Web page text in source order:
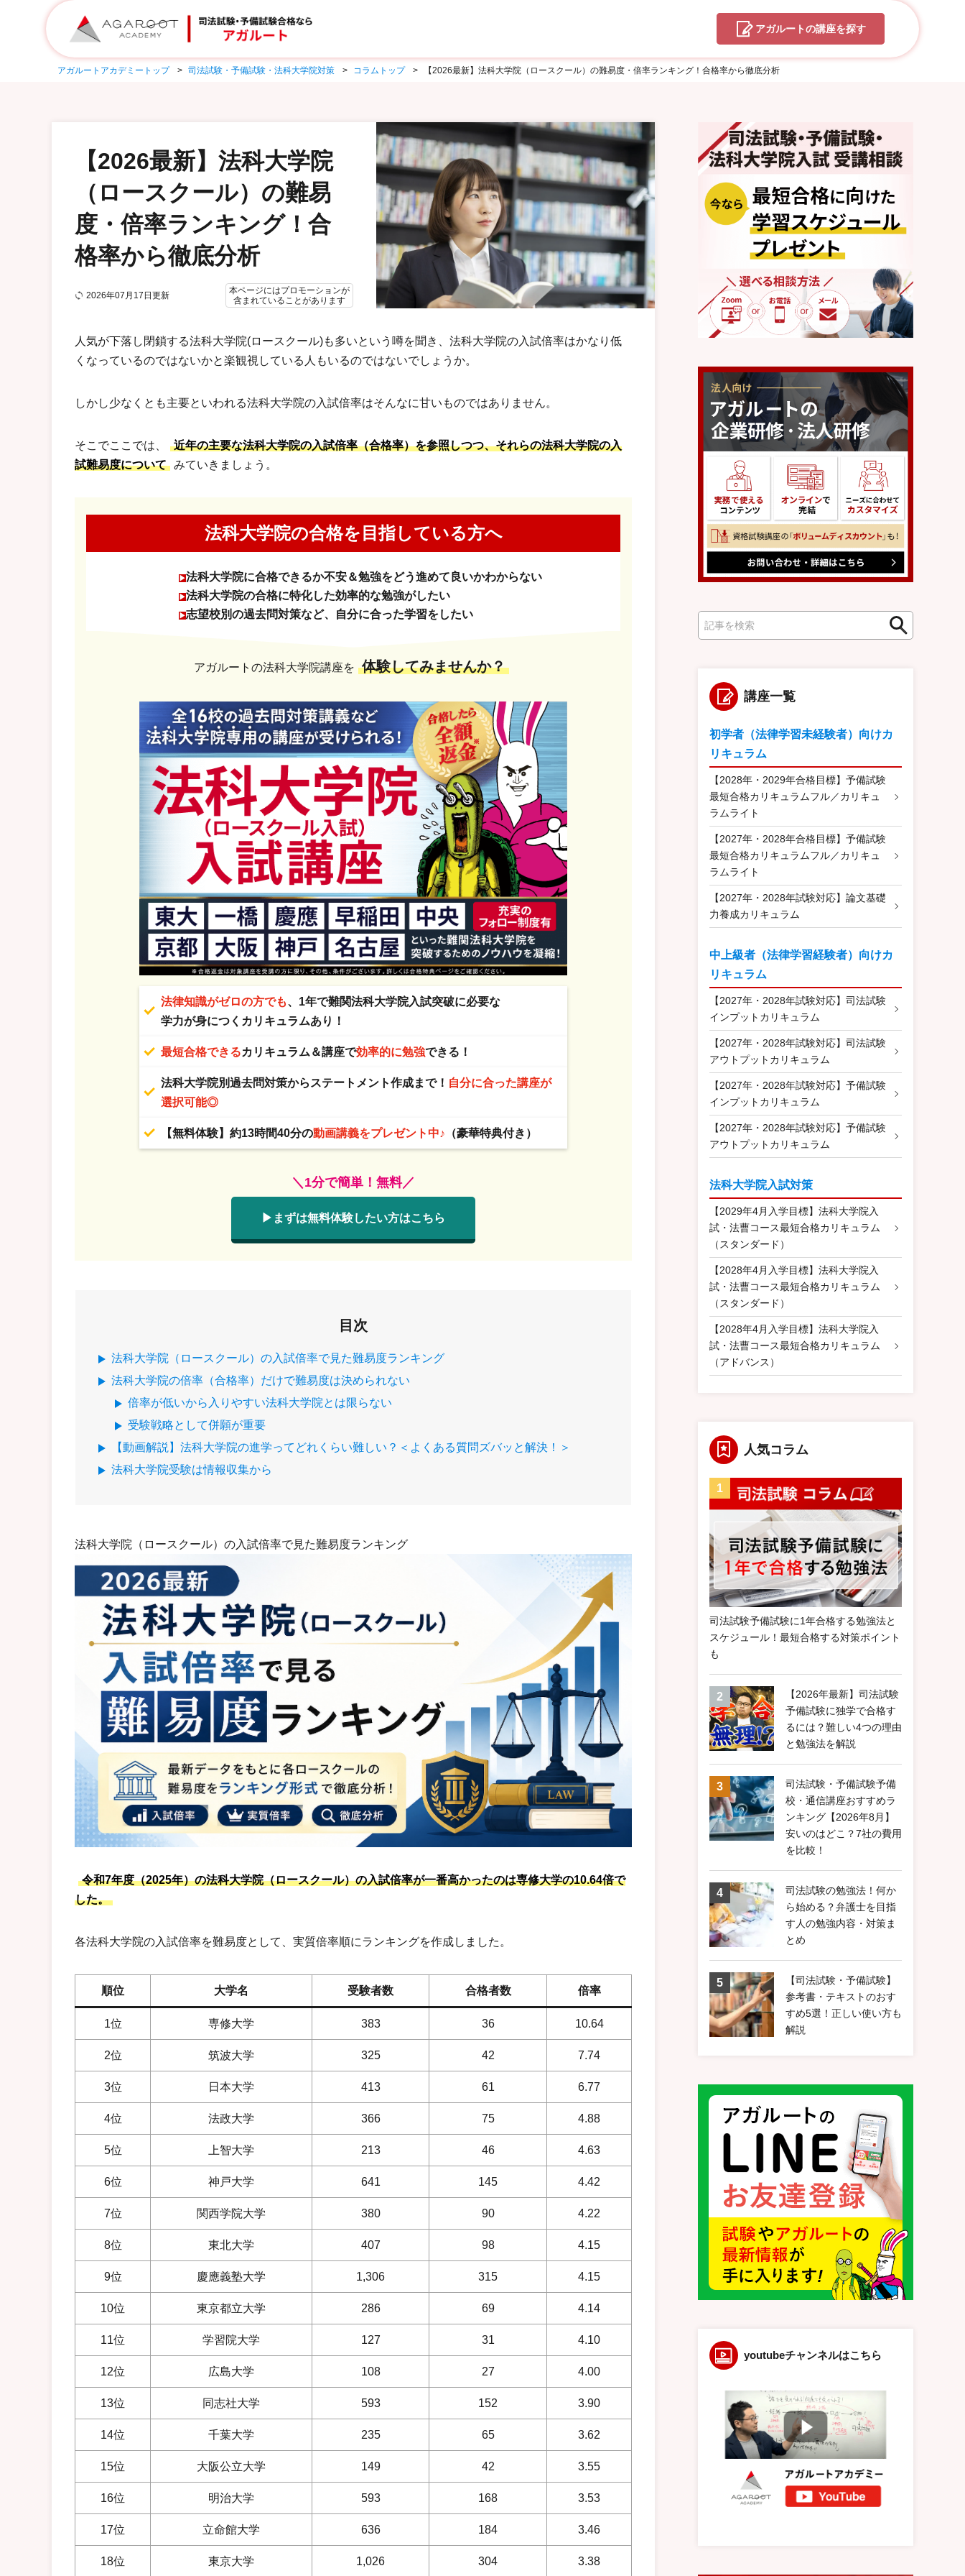
アガルートの講座を探す
アガルートアカデミートップ 司法試験・予備試験・法科大学院対策 コラムトップ 【2026最新】法科大学院（ロースクール）の難易度・倍率ランキング！合格率から徹底分析
【2026最新】法科大学院
（ロースクール）の難易
度・倍率ランキング！合
格率から徹底分析
2026年07月17日更新
本ページにはプロモーションが
含まれていることがあります
人気が下落し閉鎖する法科大学院(ロースクール)も多いという噂を聞き、法科大学院の入試倍率はかなり低
くなっているのではないかと楽観視している人もいるのではないでしょうか。
しかし少なくとも主要といわれる法科大学院の入試倍率はそんなに甘いものではありません。
そこでここでは、
近年の主要な法科大学院の入試倍率（合格率）を参照しつつ、それらの法科大学院の入
試難易度について みていきましょう。
法科大学院の合格を 目指している方へ
法科大学院に合格できるか不安＆勉強をどう進めて良いかわからない
法科大学院の合格に特化した効率的な勉強がしたい
志望校別の過去問対策など、
自分に合った学習をしたい
アガルートの法科大学院講座を 体験してみませんか？
法律知識がゼロの方でも、1年で難関法科大学院入試突破に必要な
学力が身につくカリキュラムあり！
最短合格できるカリキュラム＆講座で効率的に勉強できる！
法科大学院別過去問対策からステートメント作成まで！ 自分に合った講座が
選択可能◎
【無料体験】約13時間40分の動画講義をプレゼント中♪ （豪華特典付き）
＼1分で簡単！無料／
▶まずは無料体験したい方はこちら
目次
法科大学院（ロースクール）の入試倍率で見た難易度ランキング
法科大学院の倍率（合格率）だけで難易度は決められない
倍率が低いから入りやすい法科大学院とは限らない
受験戦略として併願が重要
【動画解説】法科大学院の進学ってどれくらい難しい？＜よくある質問ズバッと解決！＞
法科大学院受験は情報収集から
法科大学院（ロースクール）の入試倍率で見た難易度ランキング
令和7年度（2025年）の法科大学院（ロースクール）の入試倍率が一番高かったのは専修大学の10.64倍で
した。
各法科大学院の入試倍率を難易度として、実質倍率順にランキングを作成しました。
順位 大学名 受験者数 合格者数 倍率
1位 専修大学 383 36 10.64
2位 筑波大学 325 42 7.74
3位 日本大学 413 61 6.77
4位 法政大学 366 75 4.88
5位 上智大学 213 46 4.63
6位 神戸大学 641 145 4.42
7位 関西学院大学 380 90 4.22
8位 東北大学 407 98 4.15
9位 慶應義塾大学 1,306 315 4.15
10位 東京都立大学 286 69 4.14
11位 学習院大学 127 31 4.10
12位 広島大学 108 27 4.00
13位 同志社大学 593 152 3.90
14位 千葉大学 235 65 3.62
15位 大阪公立大学 149 42 3.55
16位 明治大学 593 168 3.53
17位 立命館大学 636 184 3.46
18位 東京大学 1,026 304 3.38
検
索
検
索
講座一覧
初学者（法律学習未経験者）向けカ
リキュラム
【2028年・2029年合格目標】予備試験
最短合格カリキュラムフル／カリキュ
ラムライト
【2027年・2028年合格目標】予備試験
最短合格カリキュラムフル／カリキュ
ラムライト
【2027年・2028年試験対応】論文基礎
力養成カリキュラム
中上級者（法律学習経験者）向けカ
リキュラム
【2027年・2028年試験対応】司法試験
インプットカリキュラム
【2027年・2028年試験対応】司法試験
アウトプットカリキュラム
【2027年・2028年試験対応】予備試験
インプットカリキュラム
【2027年・2028年試験対応】予備試験
アウトプットカリキュラム
法科大学院入試対策
【2029年4月入学目標】法科大学院入
試・法曹コース最短合格カリキュラム
（スタンダード）
【2028年4月入学目標】法科大学院入
試・法曹コース最短合格カリキュラム
（スタンダード）
【2028年4月入学目標】法科大学院入
試・法曹コース最短合格カリキュラム
（アドバンス）
人気コラム
司法試験予備試験に1年合格する勉強法と
スケジュール！最短合格する対策ポイント
も
【2026年最新】司法試験
予備試験に独学で合格す
るには？難しい4つの理由
と勉強法を解説
司法試験・予備試験予備
校・通信講座おすすめラ
ンキング【2026年8月】
安いのはどこ？7社の費用
を比較！
司法試験の勉強法！何か
ら始める？弁護士を目指
す人の勉強内容・対策ま
とめ
【司法試験・予備試験】
参考書・テキストのおす
すめ5選！正しい使い方も
解説
youtubeチャンネルはこちら